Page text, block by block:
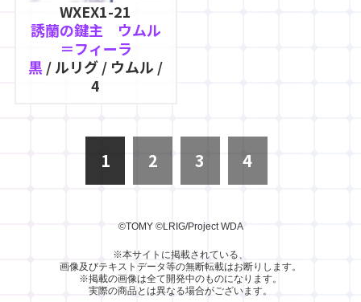
WXEX1-21
誘蘭の鍵主 ウムル
＝フィーラ
黒/ ルリグ / ウムル /
4
1 2 3 4
©TOMY ©LRIG/Project WDA
※本サイトに掲載されている、
画像及びテキストデータ等の無断転載はお断りします。
※掲載の画像は全て開発中のものになります。
実際の商品とは異なる場合がございます。